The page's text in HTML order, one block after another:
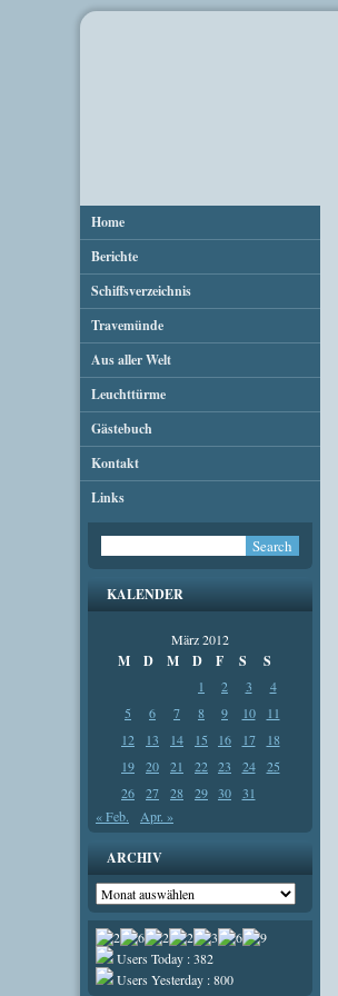
Home
Berichte
Schiffsverzeichnis
Travemünde
Aus aller Welt
Leuchttürme
Gästebuch
Kontakt
Links
KALENDER
März 2012
M D M D F S S
1 2 3
4
5
6 7 8 9 10
11
12
13 14 15 16 17
18
19
20 21 22 23 24
25
26
27 28 29 30
31
« Feb.
Apr. »
ARCHIV
Archiv
Users Today : 382
Users Yesterday : 800